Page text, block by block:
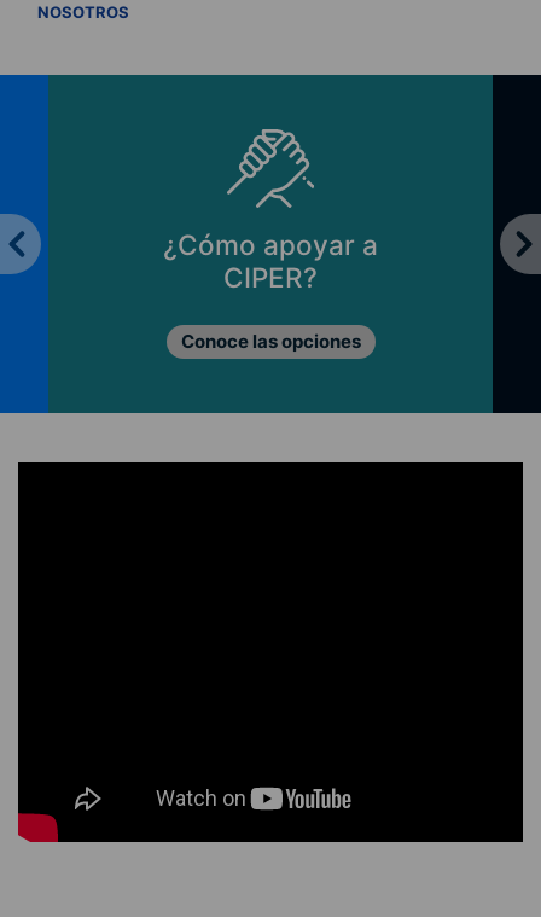
NOSOTROS
¿Cómo apoyar a
CIPER?
Conoce las opciones